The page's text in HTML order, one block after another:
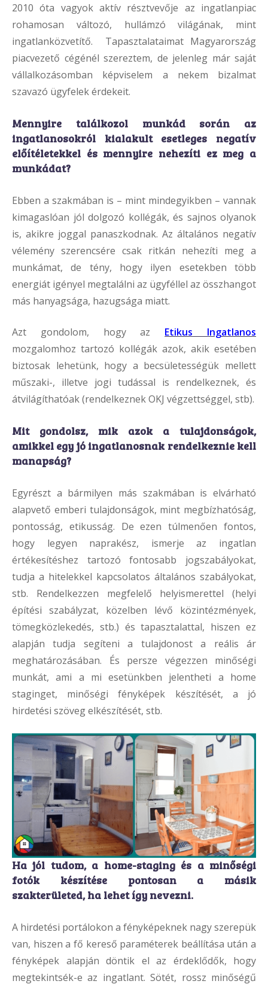
2010 óta vagyok aktív résztvevője az ingatlanpiac
rohamosan változó, hullámzó világának, mint
ingatlanközvetítő. Tapasztalataimat Magyarország
piacvezető cégénél szereztem, de jelenleg már saját
vállalkozásomban képviselem a nekem bizalmat
szavazó ügyfelek érdekeit.
Mennyire találkozol munkád során az
ingatlanosokról kialakult esetleges negatív
előítéletekkel és mennyire nehezíti ez meg a
munkádat?
Ebben a szakmában is – mint mindegyikben – vannak
kimagaslóan jól dolgozó kollégák, és sajnos olyanok
is, akikre joggal panaszkodnak. Az általános negatív
vélemény szerencsére csak ritkán nehezíti meg a
munkámat, de tény, hogy ilyen esetekben több
energiát igényel megtalálni az ügyféllel az összhangot
más hanyagsága, hazugsága miatt.
Azt gondolom, hogy az Etikus Ingatlanos
mozgalomhoz tartozó kollégák azok, akik esetében
biztosak lehetünk, hogy a becsületességük mellett
műszaki-, illetve jogi tudással is rendelkeznek, és
átvilágíthatóak (rendelkeznek OKJ végzettséggel, stb).
Mit gondolsz, mik azok a tulajdonságok,
amikkel egy jó ingatlanosnak rendelkeznie kell
manapság?
Egyrészt a bármilyen más szakmában is elvárható
alapvető emberi tulajdonságok, mint megbízhatóság,
pontosság, etikusság. De ezen túlmenően fontos,
hogy legyen naprakész, ismerje az ingatlan
értékesítéshez tartozó fontosabb jogszabályokat,
tudja a hitelekkel kapcsolatos általános szabályokat,
stb. Rendelkezzen megfelelő helyismerettel (helyi
építési szabályzat, közelben lévő közintézmények,
tömegközlekedés, stb.) és tapasztalattal, hiszen ez
alapján tudja segíteni a tulajdonost a reális ár
meghatározásában. És persze végezzen minőségi
munkát, ami a mi esetünkben jelentheti a home
staginget, minőségi fényképek készítését, a jó
hirdetési szöveg elkészítését, stb.
Ha jól tudom, a home-staging és a minőségi
fotók készítése pontosan a másik
szakterületed, ha lehet így nevezni.
A hirdetési portálokon a fényképeknek nagy szerepük
van, hiszen a fő kereső paraméterek beállítása után a
fényképek alapján döntik el az érdeklődők, hogy
megtekintsék-e az ingatlant. Sötét, rossz minőségű